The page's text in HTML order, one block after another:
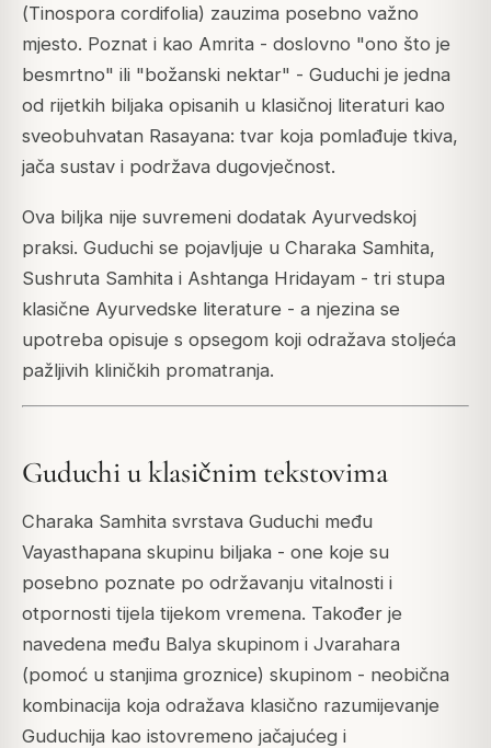
(Tinospora cordifolia) zauzima posebno važno
mjesto. Poznat i kao Amrita - doslovno "ono što je
besmrtno" ili "božanski nektar" - Guduchi je jedna
od rijetkih biljaka opisanih u klasičnoj literaturi kao
sveobuhvatan Rasayana: tvar koja pomlađuje tkiva,
jača sustav i podržava dugovječnost.
Ova biljka nije suvremeni dodatak Ayurvedskoj
praksi. Guduchi se pojavljuje u Charaka Samhita,
Sushruta Samhita i Ashtanga Hridayam - tri stupa
klasične Ayurvedske literature - a njezina se
upotreba opisuje s opsegom koji odražava stoljeća
pažljivih kliničkih promatranja.
Guduchi u klasičnim tekstovima
Charaka Samhita svrstava Guduchi među
Vayasthapana skupinu biljaka - one koje su
posebno poznate po održavanju vitalnosti i
otpornosti tijela tijekom vremena. Također je
navedena među Balya skupinom i Jvarahara
(pomoć u stanjima groznice) skupinom - neobična
kombinacija koja odražava klasično razumijevanje
Guduchija kao istovremeno jačajućeg i